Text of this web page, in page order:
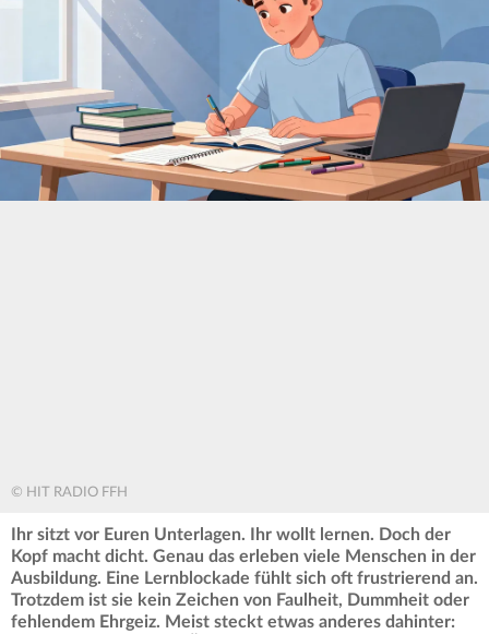
© HIT RADIO FFH
Ihr sitzt vor Euren Unterlagen. Ihr wollt lernen. Doch der
Kopf macht dicht. Genau das erleben viele Menschen in der
Ausbildung. Eine Lernblockade fühlt sich oft frustrierend an.
Trotzdem ist sie kein Zeichen von Faulheit, Dummheit oder
fehlendem Ehrgeiz. Meist steckt etwas anderes dahinter: